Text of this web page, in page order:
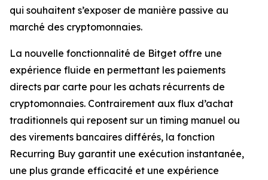
qui souhaitent s’exposer de manière passive au
marché des cryptomonnaies.
La nouvelle fonctionnalité de Bitget offre une
expérience fluide en permettant les paiements
directs par carte pour les achats récurrents de
cryptomonnaies. Contrairement aux flux d’achat
traditionnels qui reposent sur un timing manuel ou
des virements bancaires différés, la fonction
Recurring Buy garantit une exécution instantanée,
une plus grande efficacité et une expérience